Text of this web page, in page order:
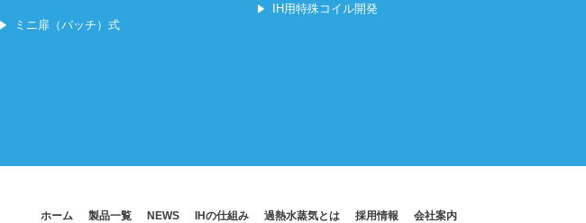
ミニ扉（バッチ）式
IH用特殊コイル開発
ホーム 製品一覧 NEWS IHの仕組み 過熱水蒸気とは 採用情報 会社案内